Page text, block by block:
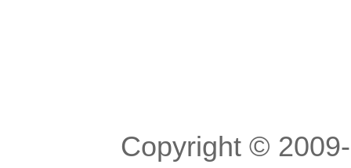
Copyright ©